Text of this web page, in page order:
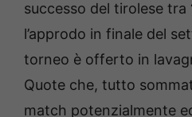
successo del tirolese tra
l’approdo in finale del
torneo è offerto in
Quote che, tutto
match potenzialmente